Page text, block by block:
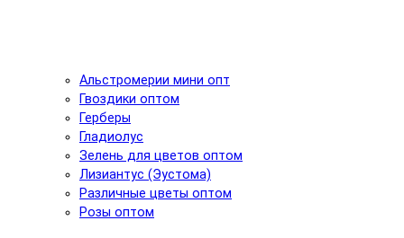
Альстромерии мини опт
Гвоздики оптом
Герберы
Гладиолус
Зелень для цветов оптом
Лизиантус (Эустома)
Различные цветы оптом
Розы оптом